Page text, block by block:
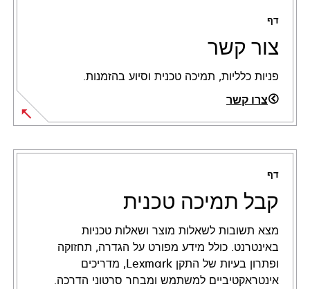
דף
צור קשר
פניות כלליות, תמיכה טכנית וסיוע בהזמנות.
צרו קשר
דף
קבל תמיכה טכנית
מצא תשובות לשאלות מוצר ושאלות טכניות
באינטרנט. כולל מידע מפורט על הגדרה, תחזוקה
ופתרון בעיות של התקן Lexmark, מדריכים
אינטראקטיביים למשתמש ומבחר סרטוני הדרכה.